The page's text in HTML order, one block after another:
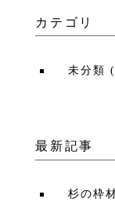
カテゴリ
未分類 (
最新記事
杉の枠